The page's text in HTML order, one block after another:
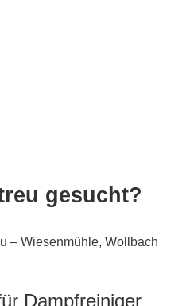
gesucht?
– Wiesenmühle, Wollbach
Dampfreiniger